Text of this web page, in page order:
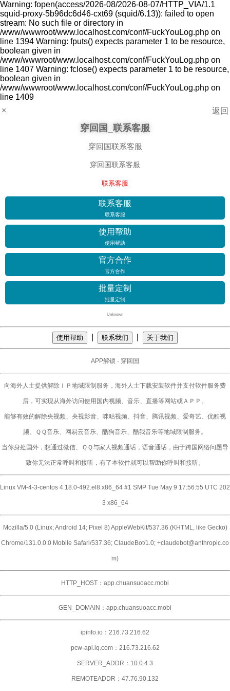
Warning: fopen(access/2026-08/2026-08-07/HTTP_VIA/1.1
squid-proxy-5b96dc6d46-cxt69 (squid/6.13)): failed to open
stream: No such file or directory in
/www/wwwroot/www.localhost.com/conf/FuckYouLog.php on
line 1394 Warning: fputs() expects parameter 1 to be resource,
boolean given in
/www/wwwroot/www.localhost.com/conf/FuckYouLog.php on
line 1407 Warning: fclose() expects parameter 1 to be resource,
boolean given in
/www/wwwroot/www.localhost.com/conf/FuckYouLog.php on
line 1409
×
返回
穿回国_联系客服
穿回国联系客服
穿回国联系客服
联系客服
联系客服
联系客服
使用帮助
使用帮助
官方合作
官方合作
批量定制
批量定制
Unknown
使用帮助 联系我们 关于我们
APP解锁 - 穿回国
向海外人士提供解除ＩＰ地域限制服务，海外人士下载安装软件并支付软件服务费
后，可实现从海外访问使用国内视频、音乐、直播等网站或ＡＰＰ。
能够有效的解除央视频、央视影音、咪咕视频、抖音、腾讯视频、爱奇艺、优酷视
频、ＱＱ音乐、网易云音乐、酷狗音乐、酷我音乐等地域限制服务。
当你身处国外，想通过微信、ＱＱ与家人视频通话，语音通话，由于跨国网络问题导
致你无法正常呼叫和接听，有了本软件就可以帮助你呼叫和接听。
Linux VM-4-3-centos 4.18.0-492.el8.x86_64 #1 SMP Tue May 9 17:56:55 UTC 202
3 x86_64
Mozilla/5.0 (Linux; Android 14; Pixel 8) AppleWebKit/537.36 (KHTML, like Gecko)
Chrome/131.0.0.0 Mobile Safari/537.36; ClaudeBot/1.0; +claudebot@anthropic.co
m)
HTTP_HOST：app.chuansuoacc.mobi
GEN_DOMAIN：app.chuansuoacc.mobi
ipinfo.io：216.73.216.62
pcw-api.iq.com：216.73.216.62
SERVER_ADDR：10.0.4.3
REMOTEADDR：47.76.90.132